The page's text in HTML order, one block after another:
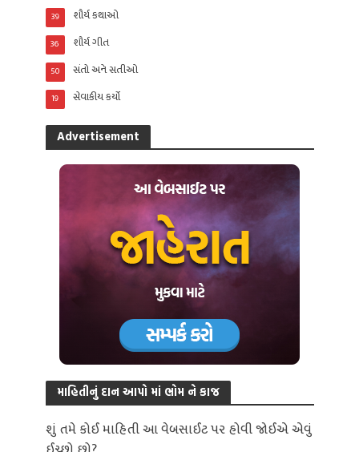
શૌર્ય કથાઓ
39
શૌર્ય ગીત
36
સંતો અને સતીઓ
50
સેવાકીય કર્યો
19
Advertisement
માહિતીનું દાન આપો માં ભોમ ને કાજ
શું તમે કોઈ માહિતી આ વેબસાઈટ પર હોવી જોઈએ એવું